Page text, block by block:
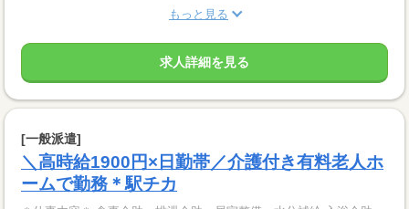
もっと見る
求人詳細を見る
[一般派遣]
＼高時給1900円×日勤帯／介護付き有料老人ホ
ームで勤務＊駅チカ